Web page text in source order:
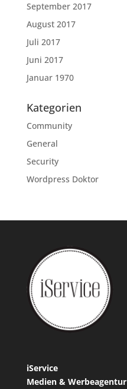
September 2017
August 2017
Juli 2017
Juni 2017
Januar 1970
Kategorien
Community
General
Security
Wordpress Doktor
iService
Medien & Werbeagentur